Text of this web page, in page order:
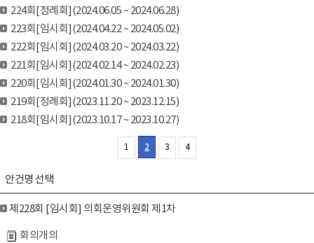
224회[정례회](2024.06.05 ~ 2024.06.28)
223회[임시회](2024.04.22 ~ 2024.05.02)
222회[임시회](2024.03.20 ~ 2024.03.22)
221회[임시회](2024.02.14 ~ 2024.02.23)
220회[임시회](2024.01.30 ~ 2024.01.30)
219회[정례회](2023.11.20 ~ 2023.12.15)
218회[임시회](2023.10.17 ~ 2023.10.27)
1 2 3 4
안건명 선택
제228회 [임시회] 의회운영위원회 제1차
회의개의